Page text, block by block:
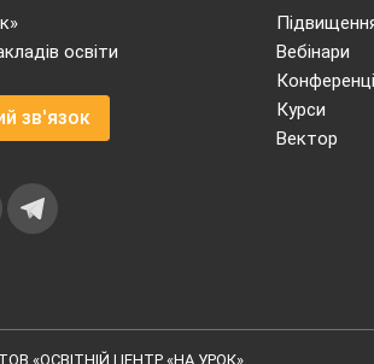
- Як ви розумієте
Діти, ви вже
Підвищення
Вебінари
Курси
Вектор
освіти
зв'язок
«ОСВІТНІЙ ЦЕНТР «НА УРОК»